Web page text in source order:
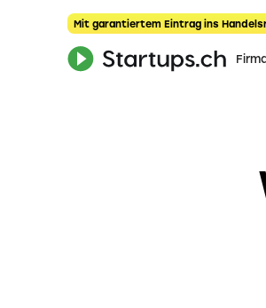
Mit garantiertem Eintrag ins